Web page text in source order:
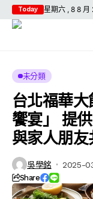
Today 星期六 , 8 8 月
未分類
台北福華
饗宴」 提
與家人朋
吳學銘 2025-
Share